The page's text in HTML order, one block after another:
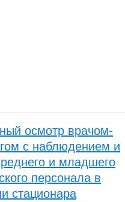
осмотр врачом-
с наблюдением и
и младшего
персонала в
стационара